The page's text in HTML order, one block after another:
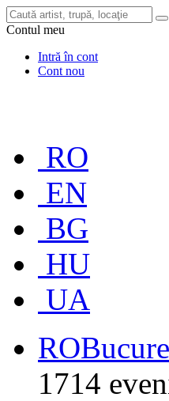
Contul meu
Intră în cont
Cont nou
RO
EN
BG
HU
UA
RO
1714